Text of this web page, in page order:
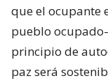
que el ocupante
pueblo
principio de
paz será